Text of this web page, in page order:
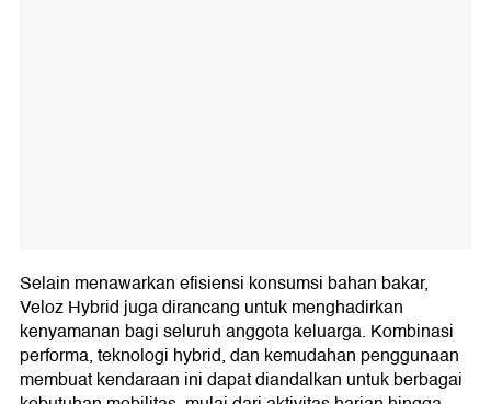
Selain menawarkan efisiensi konsumsi bahan bakar,
Veloz Hybrid juga dirancang untuk menghadirkan
kenyamanan bagi seluruh anggota keluarga. Kombinasi
performa, teknologi hybrid, dan kemudahan penggunaan
membuat kendaraan ini dapat diandalkan untuk berbagai